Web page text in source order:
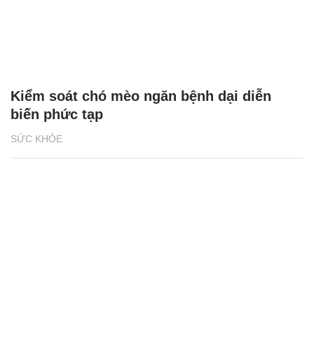
SỨC KHỎE
Kiểm soát chó mèo ngăn bệnh dại diễn
biến phức tạp